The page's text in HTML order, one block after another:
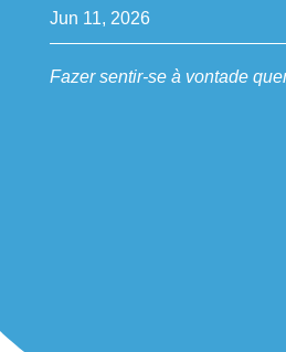
Jun 11, 2026
Fazer sentir-se à vontade